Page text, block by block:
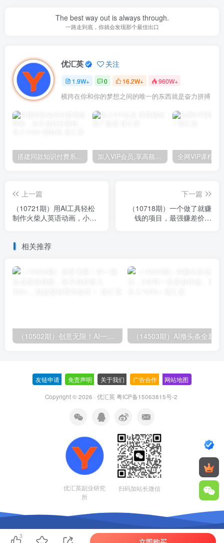
The best way out is always through.
一路走到底，你就会发现那个最佳出口
优汇英 关注
1.9W+ 0 16.2W+ 960W+
横跨在你和你的梦想之间的唯一的东西就是奋力拼搏
搭建同款知识付费系统网站，自己做站长挣钱，日入1000+很轻松 加入VIP会员,享高额的推广提成
上一篇
（10721期）用AI工具轻松
制作火柴人英语动画，小白
下一篇
（10718期）一个做了就赚
钱的项目，最强赚差价玩
相关推荐
（10502期）创意无限！AI一键生成漫画视频，每天轻松收入300+，粘贴复制简单操作！
友链申请 免责声明 关于我们 广告合作 网站地图
Copyright © 2026 · 优汇英粤ICP备15063815号-2
优汇英副业研究
所
扫码加站长微信
3